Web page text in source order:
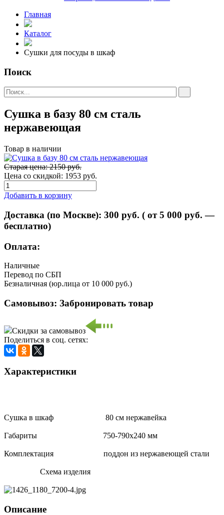
Главная
Каталог
Сушки для посуды в шкаф
Поиск
Сушка в базу 80 см сталь
нержавеющая
Товар в наличии
Старая цена: 2150 руб.
Цена со скидкой: 1953 руб.
Добавить в корзину
Доставка (по Москве): 300 руб. ( от 5 000 руб. —
бесплатно)
Оплата:
Наличные
Перевод по СБП
Безналичная (юр.лица от 10 000 руб.)
Самовывоз: Забронировать товар
Скидки за самовывоз
Поделиться в соц. сетях:
Характеристики
Сушка в шкаф 80 см нержавейка
Габариты 750-790х240 мм
Комплектация поддон из нержавеющей стали
Схема изделия
Описание